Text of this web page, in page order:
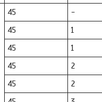
45 -
45 1
45 1
45 2
45 2